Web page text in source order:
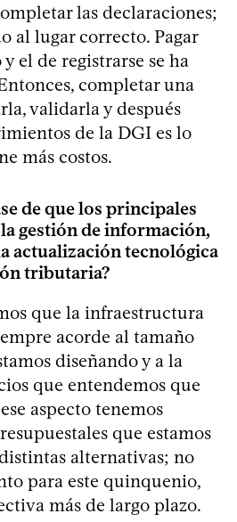
las declaraciones;
al lugar correcto. Pagar
el de registrarse se ha
completar una
validarla y después
de la DGI es lo
más costos.
de que los principales
gestión de información,
actualización tecnológica
tributaria?
que la infraestructura
acorde al tamaño
diseñando y a la
que entendemos que
aspecto tenemos
que estamos
alternativas; no
para este quinquenio,
más de largo plazo.